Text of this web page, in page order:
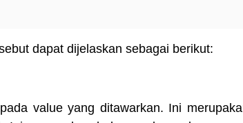
dapat dijelaskan sebagai berikut:
value yang ditawarkan. Ini